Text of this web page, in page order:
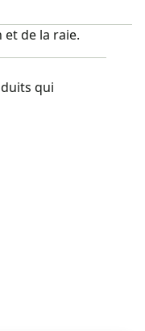
et de la raie.
qui